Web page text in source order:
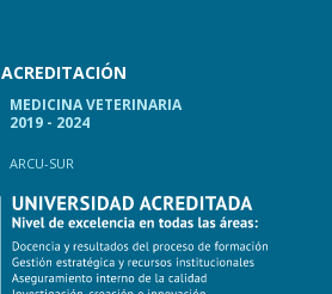
ACREDITACIÓN
MEDICINA VETERINARIA
2019 - 2024
ARCU-SUR